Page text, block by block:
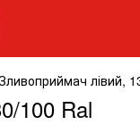
лівий,
100 Ral